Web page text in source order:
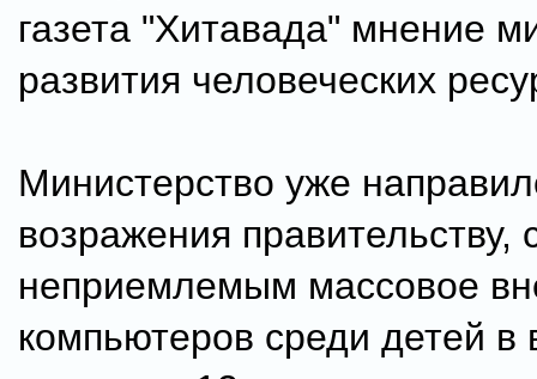
газета "Хитавада" мнение
развития человеческих
Министерство уже
возражения правительству,
неприемлемым массовое
компьютеров среди детей в